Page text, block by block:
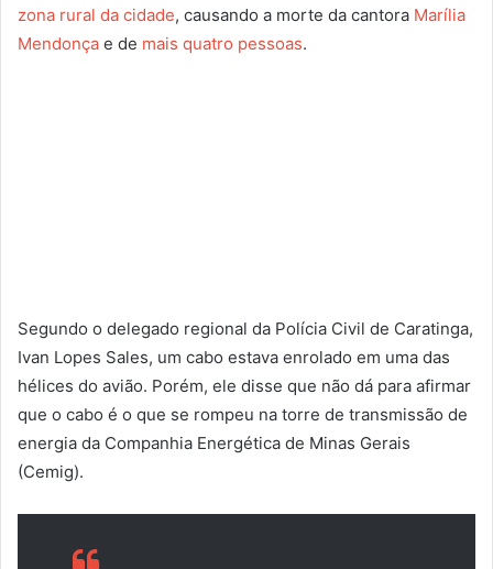
zona rural da cidade, causando a morte da cantora Marília
Mendonça e de mais quatro pessoas.
Segundo o delegado regional da Polícia Civil de Caratinga,
Ivan Lopes Sales, um cabo estava enrolado em uma das
hélices do avião. Porém, ele disse que não dá para afirmar
que o cabo é o que se rompeu na torre de transmissão de
energia da Companhia Energética de Minas Gerais
(Cemig).